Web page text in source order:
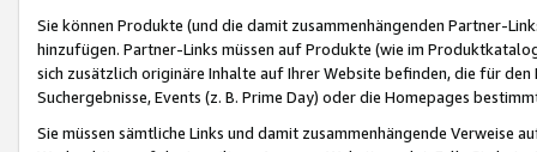
Sie können Produkte (und die damit zusammenhängenden Partner-
hinzufügen. Partner-Links müssen auf Produkte (wie im
sich zusätzlich originäre Inhalte auf Ihrer Website befinden, die für
Suchergebnisse, Events (z. B. Prime Day) oder die Homepages
Sie müssen sämtliche Links und damit zusammenhängende